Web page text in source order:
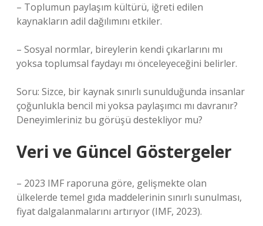
– Toplumun paylaşım kültürü, iğreti edilen
kaynakların adil dağılımını etkiler.
– Sosyal normlar, bireylerin kendi çıkarlarını mı
yoksa toplumsal faydayı mı önceleyeceğini belirler.
Soru: Sizce, bir kaynak sınırlı sunulduğunda insanlar
çoğunlukla bencil mi yoksa paylaşımcı mı davranır?
Deneyimleriniz bu görüşü destekliyor mu?
Veri ve Güncel Göstergeler
– 2023 IMF raporuna göre, gelişmekte olan
ülkelerde temel gıda maddelerinin sınırlı sunulması,
fiyat dalgalanmalarını artırıyor (IMF, 2023).